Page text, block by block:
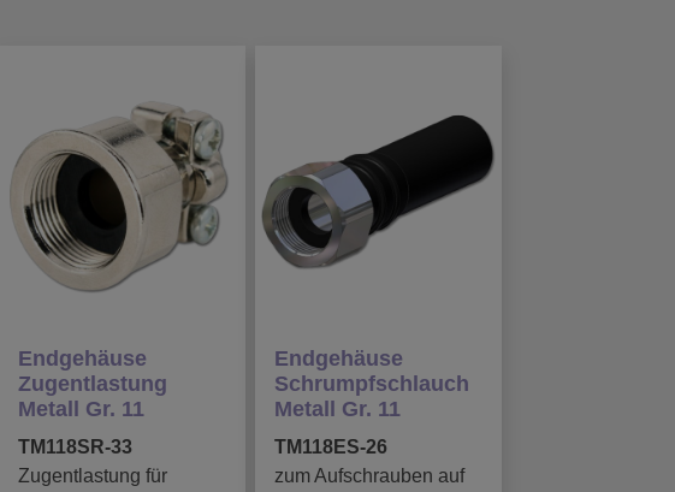
Endgehäuse
Zugentlastung
Metall Gr. 11
TM118SR-33
Zugentlastung für
Endgehäuse
Schrumpfschlauch
Metall Gr. 11
TM118ES-26
zum Aufschrauben auf